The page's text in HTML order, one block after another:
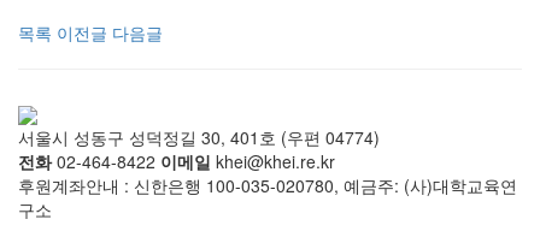
목록 이전글 다음글
서울시 성동구 성덕정길 30, 401호 (우편 04774)
전화02-464-8422 이메일 khei@khei.re.kr
후원계좌안내 : 신한은행 100-035-020780, 예금주: (사)대학교육연
구소